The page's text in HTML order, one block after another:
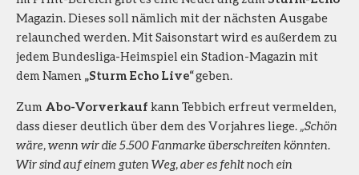
Magazin. Dieses soll nämlich mit der nächsten Ausgabe
relaunched werden. Mit Saisonstart wird es außerdem zu
jedem Bundesliga-Heimspiel ein Stadion-Magazin mit
dem Namen „Sturm Echo Live“geben.
Zum Abo-Vorverkauf kann Tebbich erfreut vermelden,
dass dieser deutlich über dem des Vorjahres liege. „Schön
wäre, wenn wir die 5.500 Fanmarke überschreiten könnten.
Wir sind auf einem guten Weg, aber es fehlt noch ein